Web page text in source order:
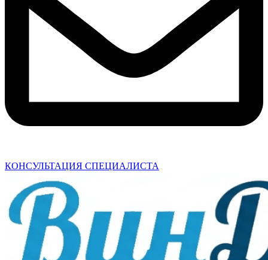
КОНСУЛЬТАЦИЯ СПЕЦИАЛИСТА